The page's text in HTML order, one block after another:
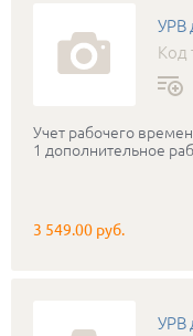
Код
Учет рабочего
1 дополнительное
3 549.00 руб.
УРВ